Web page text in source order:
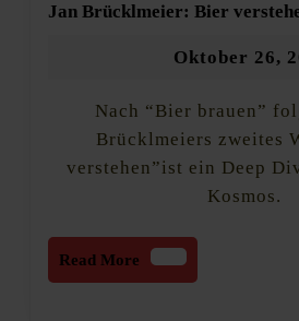
Jan Brücklmeier: Bier
Oktober 26,
Nach “Bier brauen”
Brücklmeiers zweites
verstehen”ist ein Deep
Kosmos.
Read More
Read
More